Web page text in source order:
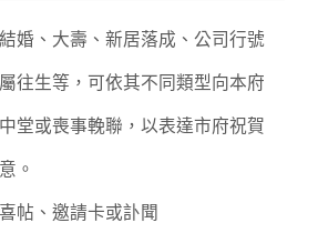
婚、大壽、新居落成、公司行號
往生等，可依其不同類型向本府
堂或喪事輓聯，以表達市府祝賀
。
帖、邀請卡或訃聞